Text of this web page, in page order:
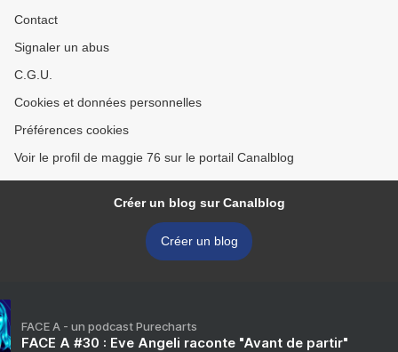
Contact
Signaler un abus
C.G.U.
Cookies et données personnelles
Préférences cookies
Voir le profil de maggie 76 sur le portail Canalblog
Créer un blog sur Canalblog
Créer un blog
FACE A - un podcast Purecharts
FACE A #30 : Eve Angeli raconte "Avant de partir"